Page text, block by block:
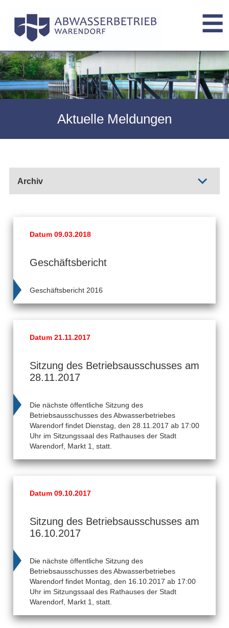
Aktuelle Meldungen
Archiv
Geschäftsbericht
Datum 09.03.2018
Geschäftsbericht 2016
Sitzung des Betriebsausschusses am
28.11.2017
Datum 21.11.2017
Die nächste öffentliche Sitzung des
Betriebsausschusses des Abwasserbetriebes
Warendorf findet Dienstag, den 28.11.2017 ab 17:00
Uhr im Sitzungssaal des Rathauses der Stadt
Warendorf, Markt 1, statt.
Sitzung des Betriebsausschusses am
16.10.2017
Datum 09.10.2017
Die nächste öffentliche Sitzung des
Betriebsausschusses des Abwasserbetriebes
Warendorf findet Montag, den 16.10.2017 ab 17:00
Uhr im Sitzungssaal des Rathauses der Stadt
Warendorf, Markt 1, statt.